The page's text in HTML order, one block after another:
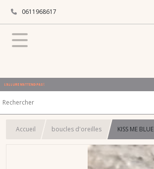
0611968617
L'ALLURE N'ATTEND PAS !
Accueil boucles d'oreilles KISS ME BLUE